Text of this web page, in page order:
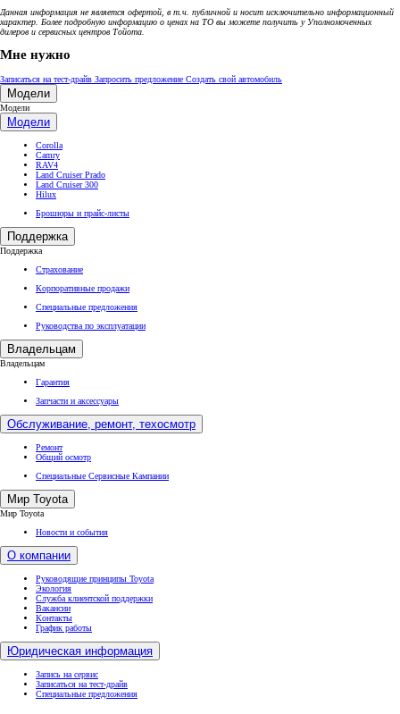
Данная информация не является офертой, в т.ч. публичной и носит исключительно информационный
характер. Более подробную информацию о ценах на ТО вы можете получить у Уполномоченных
дилеров и сервисных центров Тойота.
Мне нужно
Записаться на тест-драйв Запросить предложение Создать свой автомобиль
Модели
Модели
Модели
Corolla
Camry
RAV4
Land Cruiser Prado
Land Cruiser 300
Hilux
Брошюры и прайс-листы
Поддержка
Поддержка
Страхование
Корпоративные продажи
Специальные предложения
Руководства по эксплуатации
Владельцам
Владельцам
Гарантия
Запчасти и аксессуары
Обслуживание, ремонт, техосмотр
Ремонт
Общий осмотр
Специальные Сервисные Кампании
Мир Toyota
Мир Toyota
Новости и события
О компании
Руководящие принципы Toyota
Экология
Служба клиентской поддержки
Вакансии
Контакты
График работы
Юридическая информация
Запись на сервис
Записаться на тест-драйв
Специальные предложения